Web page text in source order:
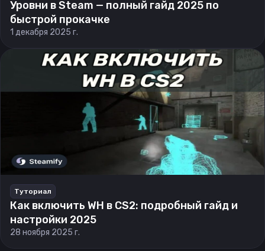
Уровни в Steam — полный гайд 2025 по
быстрой прокачке
1 декабря 2025 г.
Туториал
Как включить WH в CS2: подробный гайд и
настройки 2025
28 ноября 2025 г.